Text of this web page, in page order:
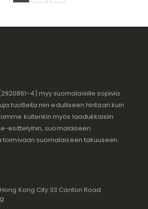
4) myy suomalaisille sopivia
tuotteita niin edulliseen hintaan kuin
kuitenkin myös laadukkaisiin
esittelyihin, suomalaiseen
toimivaan suomalaiseen takuuseen.
Kong City 33 Canton Road